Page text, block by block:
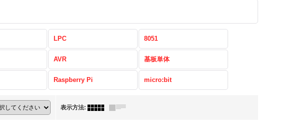
LPC 8051
AVR 基板単体
Raspberry Pi micro:bit
表示方法: